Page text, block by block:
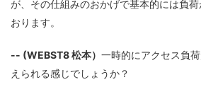
が、その仕組みのおかげで基本的には負
おります。
-- (WEBST8 松本） 一時的にアクセス負
えられる感じでしょうか？